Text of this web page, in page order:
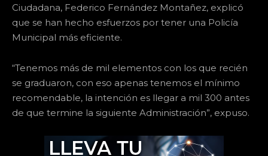
Ciudadana, Federico Fernández Montañez, explicó
que se han hecho esfuerzos por tener una Policía
Municipal más eficiente.
“Tenemos más de mil elementos con los que recién
se graduaron, con eso apenas tenemos el mínimo
recomendable, la intención es llegar a mil 300 antes
de que termine la siguiente Administración”, expuso.